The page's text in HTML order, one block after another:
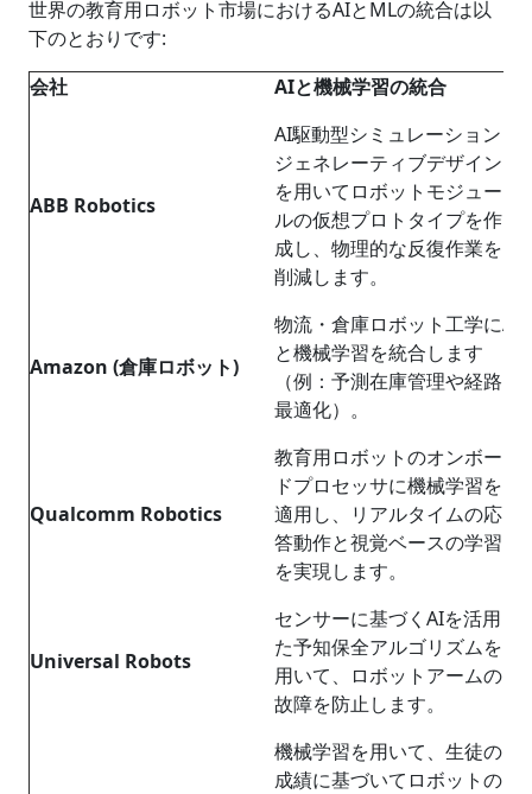
世界の教育用ロボット市場におけるAIとMLの統合は以
下のとおりです:
会社
AIと機械学習の統合
ABB Robotics
AI駆動型シミュレーションと
ジェネレーティブデザイン
を用いてロボットモジュー
ルの仮想プロトタイプを作
成し、物理的な反復作業を
削減します。
Amazon (倉庫ロボット)
物流・倉庫ロボット工学にAI
と機械学習を統合します
（例：予測在庫管理や経路
最適化）。
Qualcomm Robotics
教育用ロボットのオンボー
ドプロセッサに機械学習を
適用し、リアルタイムの応
答動作と視覚ベースの学習
を実現します。
Universal Robots
センサーに基づくAIを活用し
た予知保全アルゴリズムを
用いて、ロボットアームの
故障を防止します。
機械学習を用いて、生徒の
成績に基づいてロボットの